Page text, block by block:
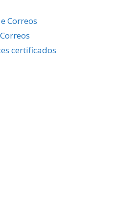
Correos
certificados